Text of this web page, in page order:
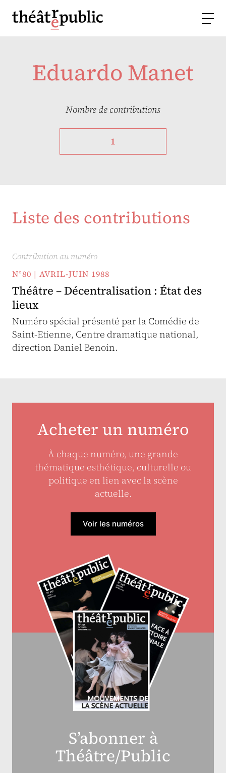
Eduardo Manet
Nombre de contributions
1
Liste des contributions
Contribution au numéro
N°80 | AVRIL-JUIN 1988
Théâtre – Décentralisation : État des
lieux
Numéro spécial présenté par la Comédie de
Saint-Etienne, Centre dramatique national,
direction Daniel Benoin.
Acheter un numéro
À chaque numéro, une grande
thématique esthétique, culturelle ou
politique en lien avec la scène
actuelle.
Voir les numéros
S’abonner à
Théâtre/Public